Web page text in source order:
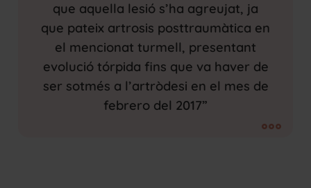
que aquella lesió s’ha agreujat, ja
que pateix artrosis posttraumàtica en
el mencionat turmell, presentant
evolució tórpida fins que va haver de
ser sotmés a l’artròdesi en el mes de
febrero del 2017”